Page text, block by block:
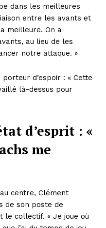
dans les meilleures
entre les avants et
meilleure. On a
au lieu de les
notre attaque. »
d’espoir : « Cette
là-dessus pour
d’esprit : «
me
centre, Clément
de son poste de
le collectif. « Je joue où